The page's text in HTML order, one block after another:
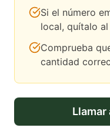
Si el número
local, quítalo
Comprueba
cantidad
Llamar